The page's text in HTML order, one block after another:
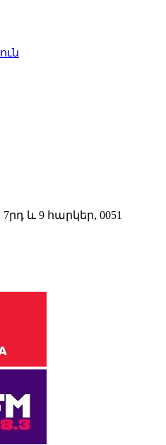
և 9 հարկեր, 0051